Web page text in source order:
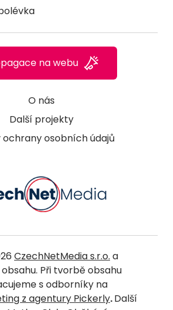
O nás
Další projekty
ochrany osobních údajů
na webu
CzechNetMedia s.r.o. a
Při tvorbě obsahu
s odborníky na
z agentury Pickerly.Další